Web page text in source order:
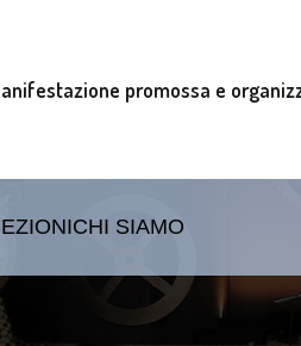
promossa e
CHI SIAMO